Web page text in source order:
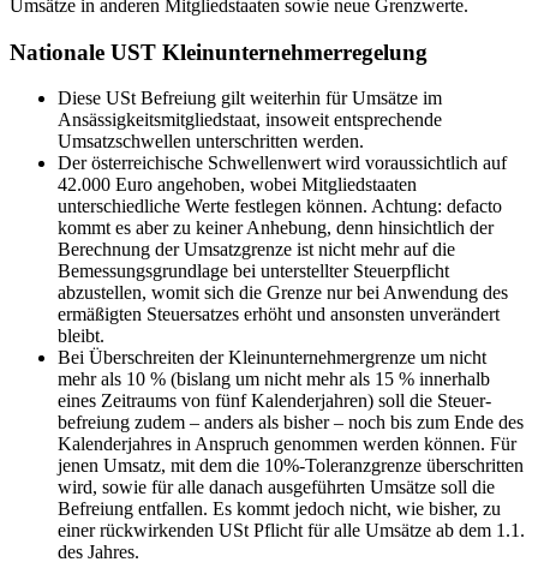
Umsätze in anderen Mitgliedstaaten sowie neue Grenzwerte.
Nationale UST Kleinunternehmerregelung
Diese USt Befreiung gilt weiterhin für Umsätze im
Ansässigkeitsmitgliedstaat, insoweit entsprechende
Umsatzschwellen unterschritten werden.
Der österreichische Schwellenwert wird voraussichtlich auf
42.000 Euro angehoben, wobei Mitgliedstaaten
unterschiedliche Werte festlegen können. Achtung: defacto
kommt es aber zu keiner Anhebung, denn hinsichtlich der
Berechnung der Umsatzgrenze ist nicht mehr auf die
Bemessungsgrundlage bei unterstellter Steuer­pflicht
abzustellen, womit sich die Grenze nur bei Anwendung des
ermäßigten Steuersatzes erhöht und ansonsten unverändert
bleibt.
Bei Überschreiten der Klein­unternehmergrenze um nicht
mehr als 10 % (bislang um nicht mehr als 15 % innerhalb
eines Zeitraums von fünf Kalenderjahren) soll die Steuer­
befreiung zudem – anders als bisher – noch bis zum Ende des
Kalenderjahres in Anspruch genommen werden können. Für
jenen Umsatz, mit dem die 10%-Toleranzgrenze überschritten
wird, sowie für alle danach ausgeführten Umsätze soll die
Befreiung entfallen. Es kommt jedoch nicht, wie bisher, zu
einer rückwirkenden USt Pflicht für alle Umsätze ab dem 1.1.
des Jahres.